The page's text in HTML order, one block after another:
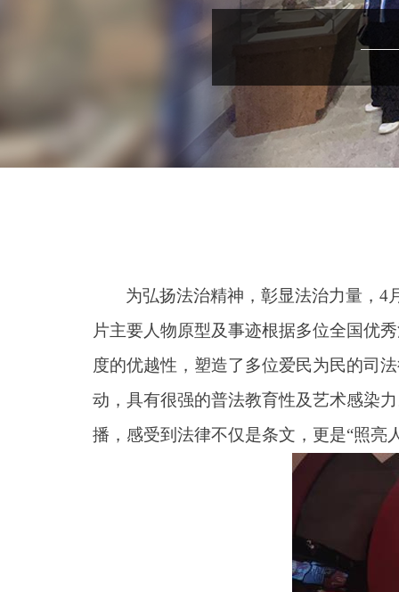
为弘扬法治精神，彰显法治力量 ，4
片主要人物原型及事迹根据多位全国优
度的优越性，塑造了多位爱民为民的司
动，具有很强的普法教育性及艺术感染
播 ， 感受到 法律不仅是条文，更是“照亮